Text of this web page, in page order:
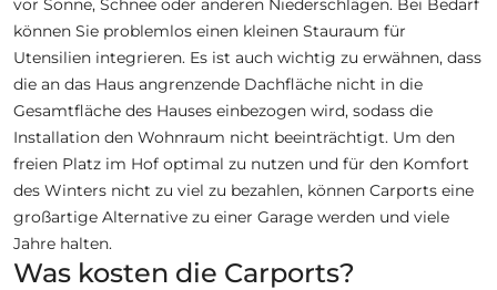
vor Sonne, Schnee oder anderen Niederschlägen. Bei Bedarf
können Sie problemlos einen kleinen Stauraum für
Utensilien integrieren. Es ist auch wichtig zu erwähnen, dass
die an das Haus angrenzende Dachfläche nicht in die
Gesamtfläche des Hauses einbezogen wird, sodass die
Installation den Wohnraum nicht beeinträchtigt. Um den
freien Platz im Hof ​​optimal zu nutzen und für den Komfort
des Winters nicht zu viel zu bezahlen, können Carports eine
großartige Alternative zu einer Garage werden und viele
Jahre halten.
Was kosten die Carports?